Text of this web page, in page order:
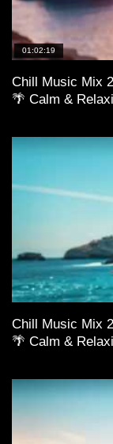
01:02:19
Chill Music Mix
🌴 Calm &
Chill Music Mix
🌴 Calm &